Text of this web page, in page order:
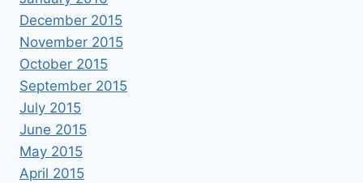
December 2015
November 2015
October 2015
September 2015
July 2015
June 2015
May 2015
April 2015